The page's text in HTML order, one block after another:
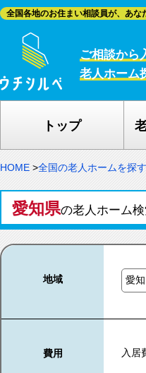
全国各地のお住まい相談員が、あな
ご相談から
老人ホーム
トップ
HOME >全国の老人ホームを探す
愛知県の老人ホーム
地域
費用 入居